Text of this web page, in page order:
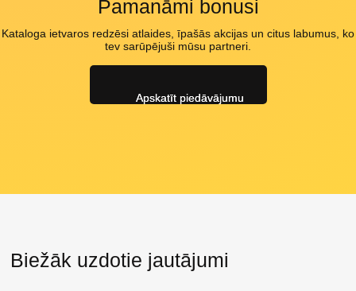
Pamanāmi bonusi
Kataloga ietvaros redzēsi atlaides, īpašās akcijas un citus labumus, ko
tev sarūpējuši mūsu partneri.
Biežāk uzdotie jautājumi